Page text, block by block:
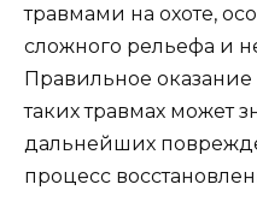
травмами на охоте,
сложного рельефа и
Правильное
таких травмах может
дальнейших
процесс